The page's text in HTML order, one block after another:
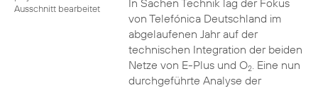
Ausschnitt bearbeitet
In Sachen Technik lag der Fokus
von Telefónica Deutschland im
abgelaufenen Jahr auf der
technischen Integration der beiden
Netze von E-Plus und O2. Eine nun
durchgeführte Analyse der